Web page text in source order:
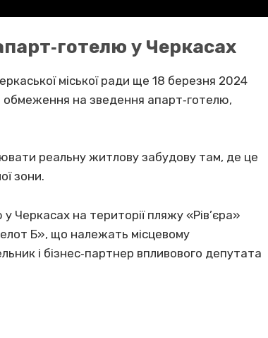
у Черкасах
міської ради ще 18 березня 2024
обмеження на зведення апарт‐готелю,
реальну житлову забудову там, де це
зони.
Черкасах на території пляжу «Рів’єра»
Б», що належать місцевому
і бізнес‐партнер впливового депутата